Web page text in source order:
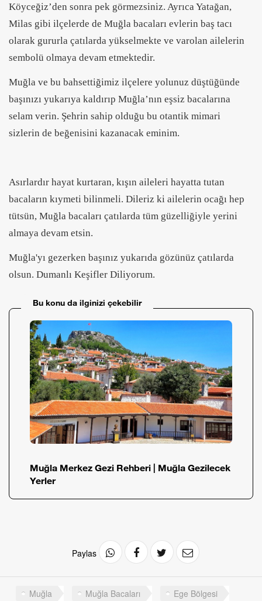
Köyceğiz’den sonra pek görmezsiniz. Ayrıca Yatağan,
Milas gibi ilçelerde de Muğla bacaları evlerin baş tacı
olarak gururla çatılarda yükselmekte ve varolan ailelerin
sembolü olmaya devam etmektedir.
Muğla ve bu bahsettiğimiz ilçelere yolunuz düştüğünde
başınızı yukarıya kaldırıp Muğla’nın eşsiz bacalarına
selam verin. Şehrin sahip olduğu bu otantik mimari
sizlerin de beğenisini kazanacak eminim.
Asırlardır hayat kurtaran, kışın aileleri hayatta tutan
bacaların kıymeti bilinmeli. Dileriz ki ailelerin ocağı hep
tütsün, Muğla bacaları çatılarda tüm güzelliğiyle yerini
almaya devam etsin.
Muğla'yı gezerken başınız yukarıda gözünüz çatılarda
olsun. Dumanlı Keşifler Diliyorum.
Bu konu da ilginizi çekebilir
Muğla Merkez Gezi Rehberi | Muğla Gezilecek
Yerler
Paylas
Muğla Muğla Bacaları Ege Bölgesi